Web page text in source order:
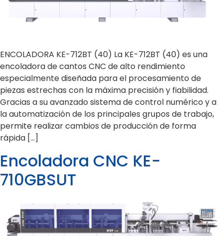
ENCOLADORA KE-712BT (40) La KE-712BT (40) es una
encoladora de cantos CNC de alto rendimiento
especialmente diseñada para el procesamiento de
piezas estrechas con la máxima precisión y fiabilidad.
Gracias a su avanzado sistema de control numérico y a
la automatización de los principales grupos de trabajo,
permite realizar cambios de producción de forma
rápida […]
Encoladora CNC KE-
710GBSUT